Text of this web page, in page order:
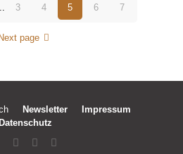
3 4 5 6 7
Next page
Newsletter
Impressum
Datenschutz